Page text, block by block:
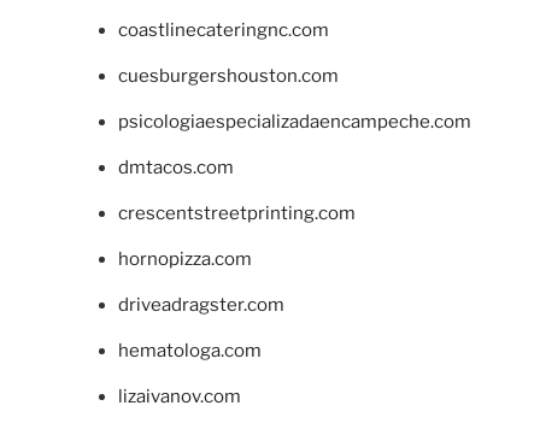
coastlinecateringnc.com
cuesburgershouston.com
psicologiaespecializadaencampeche.com
dmtacos.com
crescentstreetprinting.com
hornopizza.com
driveadragster.com
hematologa.com
lizaivanov.com